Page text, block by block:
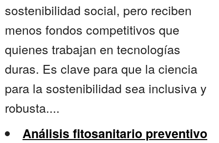
sostenibilidad social, pero reciben
menos fondos competitivos que
quienes trabajan en tecnologías
duras. Es clave para que la ciencia
para la sostenibilidad sea inclusiva y
robusta....
Análisis fitosanitario preventivo